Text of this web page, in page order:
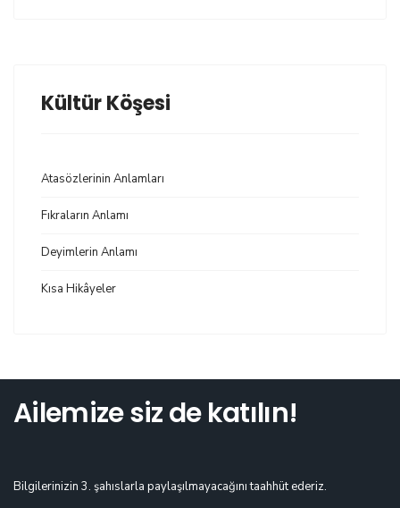
Kültür Köşesi
Atasözlerinin Anlamları
Fıkraların Anlamı
Deyimlerin Anlamı
Kısa Hikâyeler
Ailemize siz de katılın!
Bilgilerinizin 3. şahıslarla paylaşılmayacağını taahhüt ederiz.